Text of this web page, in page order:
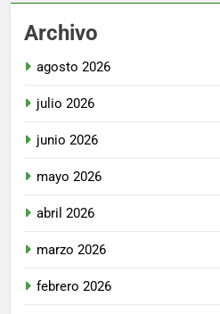
Archivo
agosto 2026
julio 2026
junio 2026
mayo 2026
abril 2026
marzo 2026
febrero 2026